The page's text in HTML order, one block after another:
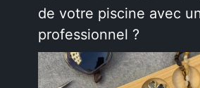
de votre piscine avec
professionnel ?